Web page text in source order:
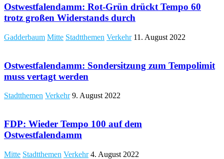
Ostwestfalendamm: Rot-Grün drückt Tempo 60
trotz großen Widerstands durch
Gadderbaum Mitte Stadtthemen Verkehr 11. August 2022
Ostwestfalendamm: Sondersitzung zum Tempolimit
muss vertagt werden
Stadtthemen Verkehr 9. August 2022
FDP: Wieder Tempo 100 auf dem
Ostwestfalendamm
Mitte Stadtthemen Verkehr 4. August 2022